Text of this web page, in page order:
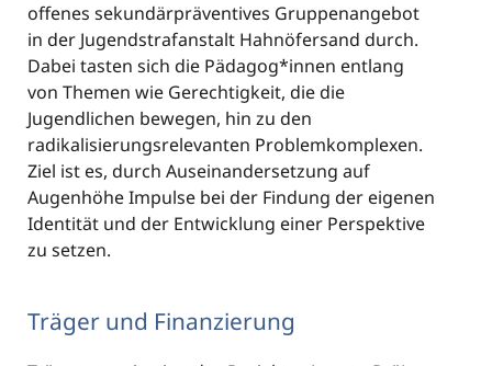
offenes sekundärpräventives Gruppenangebot
in der Jugendstrafanstalt Hahnöfersand durch.
Dabei tasten sich die Pädagog*innen entlang
von Themen wie Gerechtigkeit, die die
Jugendlichen bewegen, hin zu den
radikalisierungsrelevanten Problemkomplexen.
Ziel ist es, durch Auseinandersetzung auf
Augenhöhe Impulse bei der Findung der eigenen
Identität und der Entwicklung einer Perspektive
zu setzen.
Träger und Finanzierung